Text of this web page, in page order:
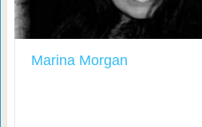
Marina Morgan